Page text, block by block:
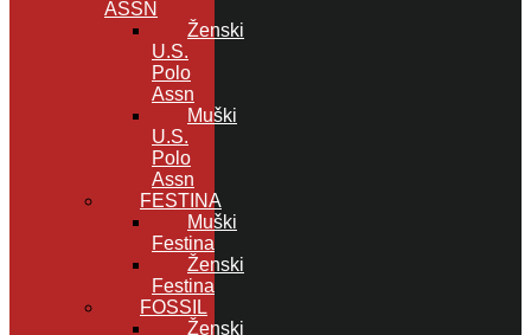
ASSN
Ženski
U.S.
Polo
Assn
Muški
U.S.
Polo
Assn
FESTINA
Muški
Festina
Ženski
Festina
FOSSIL
Ženski